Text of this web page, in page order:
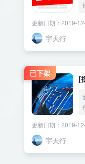
更新日期：2019-
宇天行
已下架
[
更新日期：2019-
宇天行